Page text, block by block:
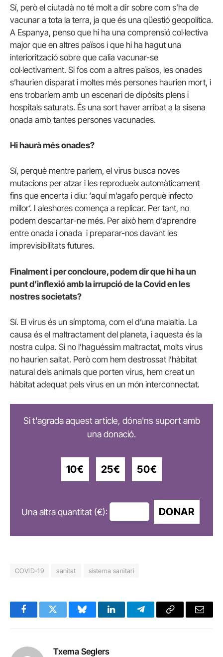
Sí, però el ciutadà no té molt a dir sobre com s’ha de
vacunar a tota la terra, ja que és una qüestió geopolítica.
A Espanya, penso que hi ha una comprensió col·lectiva
major que en altres països i que hi ha hagut una
interiorització sobre que calia vacunar-se
col·lectivament. Si fos com a altres països, les onades
s’haurien disparat i moltes més persones haurien mort, i
ens trobaríem amb un escenari de dipòsits plens i
hospitals saturats. És una sort haver arribat a la sisena
onada amb tantes persones vacunades.
Hi haurà més onades?
Sí, perquè mentre parlem, el virus busca noves
mutacions per atzar i les reprodueix automàticament
fins que encerta i diu: ‘aquí m’agafo perquè infecto
millor’. I aleshores comença a replicar. Per tant, no
podem descartar-ne més. Per això hem d’aprendre
entre onada i onada i preparar-nos davant les
imprevisibilitats futures.
Finalment i per concloure, podem dir que hi ha un
punt d’inflexió amb la irrupció de la Covid en les
nostres societats?
Sí. El virus és un símptoma, com el d’una malaltia. La
causa és el maltractament del planeta, i aquesta és la
nostra culpa. Si no l’haguéssim maltractat, molts virus
no haurien saltat. Però com hem destrossat l’hàbitat
natural dels animals que porten virus, hem creat un
hàbitat adequat pels virus en un món interconnectat.
Si t'agrada aquest article, dóna'ns suport amb
una donació.
10€ 25€ 50€
Una altra quantitat (€): DONAR
COVID-19 sanitat sistema sanitari
FacebookTwitter BlueskyLinkedInTelegramCopy
Email
Txema Seglers